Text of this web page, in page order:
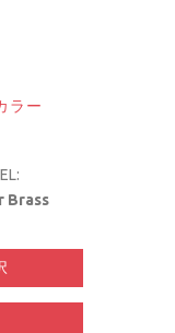
ラー
Brass